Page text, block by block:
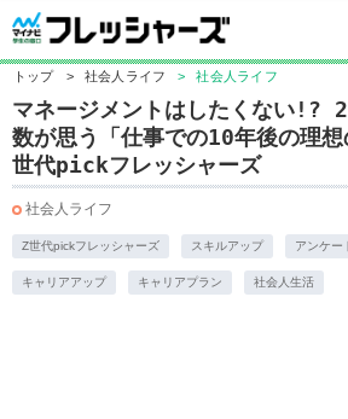
トップ > 社会人ライフ > 社会人ライフ
マネージメントはしたくない!?
数が思う「仕事での10年後の理
世代pickフレッシャーズ
社会人ライフ
Z世代pickフレッシャーズ スキルアップ アンケー
キャリアアップ キャリアプラン 社会人生活